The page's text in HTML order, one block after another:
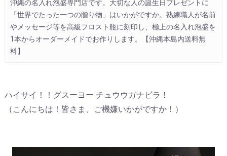
沖縄の名入れ泡盛専門店です。大切な人の誕生日プレゼントに
「世界でたった一つの贈り物」はいかがですか。熟練職人が名前
やメッセージ等を高級フロスト瓶に刻印し、極上の名入れ泡盛を
1本からオーダーメイドでお作りします。【沖縄本島内送料無
料】
ハイサイ！！グスーヨー チュウウガナビラ！
（こんにちは！皆さま、ご機嫌いかがですか！）